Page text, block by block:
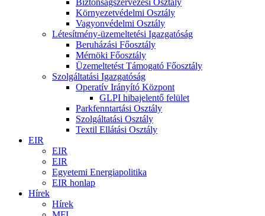
Biztonságszervezési Osztály
Környezetvédelmi Osztály
Vagyonvédelmi Osztály
Létesítmény-üzemeltetési Igazgatóság
Beruházási Főosztály
Mérnöki Főosztály
Üzemeltetést Támogató Főosztály
Szolgáltatási Igazgatóság
Operatív Irányító Központ
GLPI hibajelentő felület
Parkfenntartási Osztály
Szolgáltatási Osztály
Textil Ellátási Osztály
EIR
EIR
EIR
Egyetemi Energiapolitika
EIR honlap
Hírek
Hírek